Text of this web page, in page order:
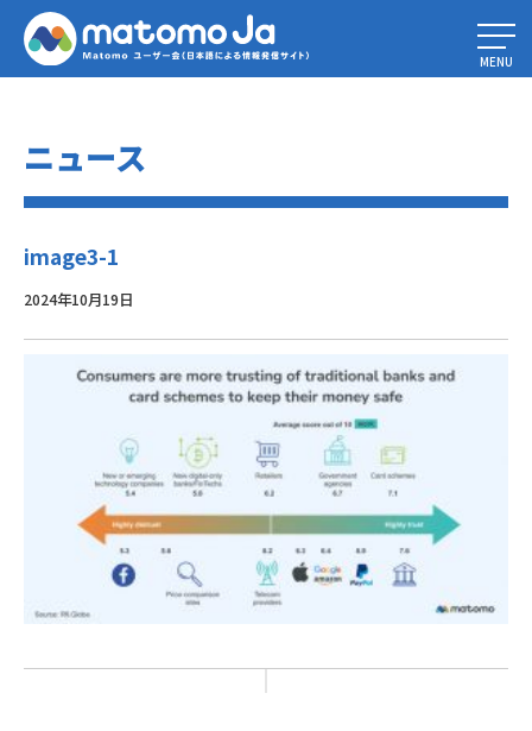
Home» フィンテックとフィンサーブの最大のデータ解析課題を克服する
image3-1
MENU
ニュース
image3-1
2024年10月19日